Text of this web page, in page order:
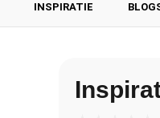
INSPIRATIE